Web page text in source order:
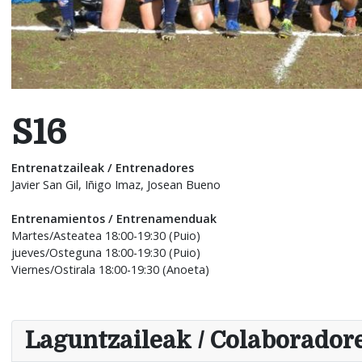
S16
Entrenatzaileak / Entrenadores
Javier San Gil, Iñigo Imaz, Josean Bueno
Entrenamientos / Entrenamenduak
Martes/Asteatea 18:00-19:30 (Puio)
jueves/Osteguna 18:00-19:30 (Puio)
Viernes/Ostirala 18:00-19:30 (Anoeta)
Laguntzaileak /